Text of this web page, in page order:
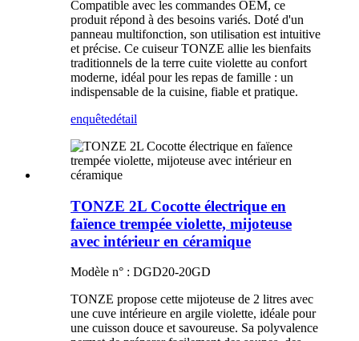
Compatible avec les commandes OEM, ce
produit répond à des besoins variés. Doté d'un
panneau multifonction, son utilisation est intuitive
et précise. Ce cuiseur TONZE allie les bienfaits
traditionnels de la terre cuite violette au confort
moderne, idéal pour les repas de famille : un
indispensable de la cuisine, fiable et pratique.
enquêtedétail
TONZE 2L Cocotte électrique en
faïence trempée violette, mijoteuse
avec intérieur en céramique
Modèle n° : DGD20-20GD
TONZE propose cette mijoteuse de 2 litres avec
une cuve intérieure en argile violette, idéale pour
une cuisson douce et savoureuse. Sa polyvalence